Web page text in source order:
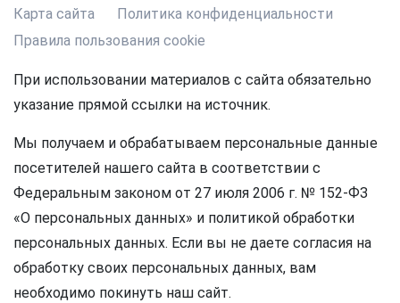
Карта сайта
Политика конфиденциальности
Правила пользования cookie
При использовании материалов с сайта обязательно
указание прямой ссылки на источник.
Мы получаем и обрабатываем персональные данные
посетителей нашего сайта в соответствии с
Федеральным законом от 27 июля 2006 г. № 152-ФЗ
«О персональных данных» и политикой обработки
персональных данных. Если вы не даете согласия на
обработку своих персональных данных, вам
необходимо покинуть наш сайт.